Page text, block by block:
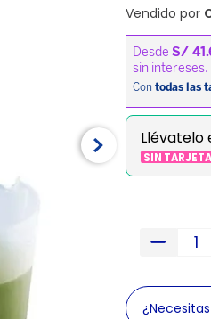
Vendido por
Llévatelo
SIN